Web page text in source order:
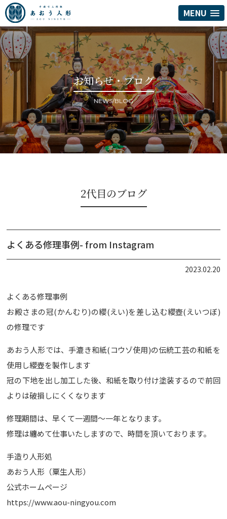
MENU
お知らせ・ブログ
NEWS/BLOG
2代目のブログ
よくある修理事例- from Instagram
2023.02.20
よくある修理事例
お殿さまの冠(かんむり)の纓(えい)を差し込む纓壺(えいつぼ)
の修理です
あおう人形では、手漉き和紙(コウゾ使用)の伝統工芸の和紙を
使用し纓壺を製作します
冠の下地を出し加工した後、和紙を取り付け塗装するので前回
よりは破損しにくくなります
修理期間は、早くて一週間〜一年となります。
修理は纏めて仕事いたしますので、時間を頂いております。
手造り人形処
あおう人形（粟生人形）
公式ホームページ
https://www.aou-ningyou.com